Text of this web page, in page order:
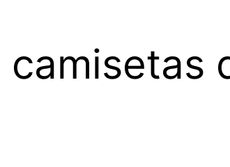
camisetas